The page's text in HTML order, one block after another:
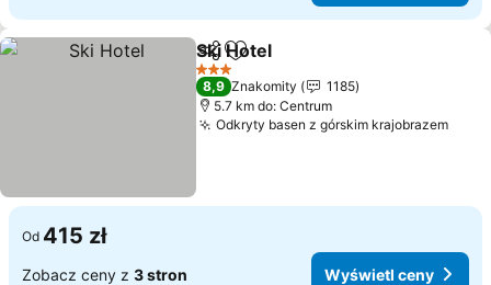
UdostępnijDodaj do ulubionych
Ski Hotel
3 Kategoria
8,9 Znakomity
1185
5.7 km do: Centrum
Odkryty basen z górskim krajobrazem
Od 415 zł
Zobacz ceny z 3 stron Wyświetl ceny